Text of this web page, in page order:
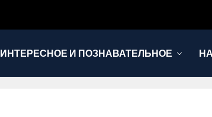
ИНТЕРЕСНОЕ И ПОЗНАВАТЕЛЬНОЕ